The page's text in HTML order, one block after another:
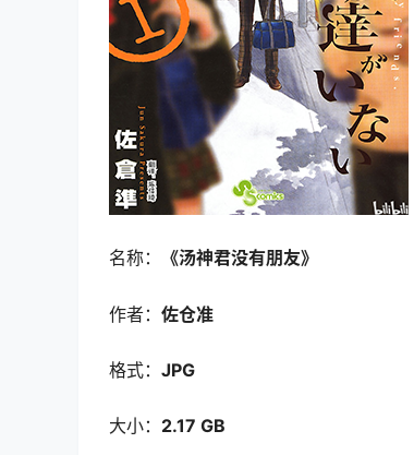
名称： 《汤神君没有朋友》
作者： 佐仓准
格式： JPG
大小： 2.17 GB